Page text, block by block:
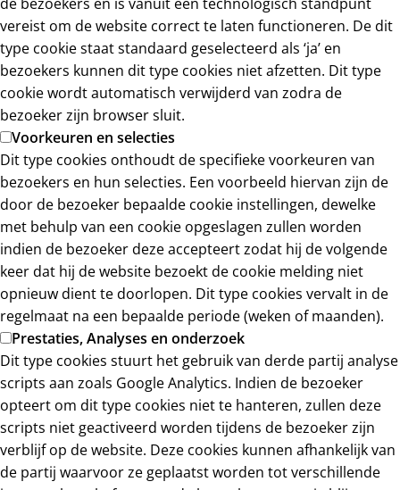
vereist om de website correct te laten functioneren. De dit
type cookie staat standaard geselecteerd als ‘ja’ en
bezoekers kunnen dit type cookies niet afzetten. Dit type
cookie wordt automatisch verwijderd van zodra de
bezoeker zijn browser sluit.
Voorkeuren en selecties
Dit type cookies onthoudt de specifieke voorkeuren van
bezoekers en hun selecties. Een voorbeeld hiervan zijn de
door de bezoeker bepaalde cookie instellingen, dewelke
met behulp van een cookie opgeslagen zullen worden
indien de bezoeker deze accepteert zodat hij de volgende
keer dat hij de website bezoekt de cookie melding niet
opnieuw dient te doorlopen. Dit type cookies vervalt in de
regelmaat na een bepaalde periode (weken of maanden).
Prestaties, Analyses en onderzoek
Dit type cookies stuurt het gebruik van derde partij analyse
scripts aan zoals Google Analytics. Indien de bezoeker
opteert om dit type cookies niet te hanteren, zullen deze
scripts niet geactiveerd worden tijdens de bezoeker zijn
verblijf op de website. Deze cookies kunnen afhankelijk van
de partij waarvoor ze geplaatst worden tot verschillende